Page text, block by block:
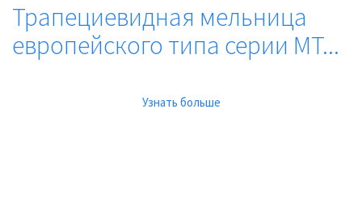
Трапециевидная мельница
европейского типа серии MT...
Узнать больше